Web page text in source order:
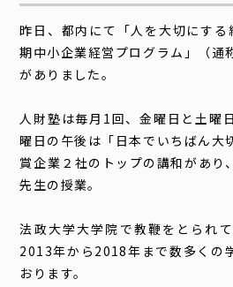
昨日、都内にて「人を大切にす
期中小企業経営プログラム」（通
がありました。
人財塾は毎月1回、金曜日と土曜
曜日の午後は「日本でいちばん大
賞企業２社のトップの講和があり
先生の授業。
法政大学大学院で教鞭をとられ
2013年から2018年まで数多くの
おります。